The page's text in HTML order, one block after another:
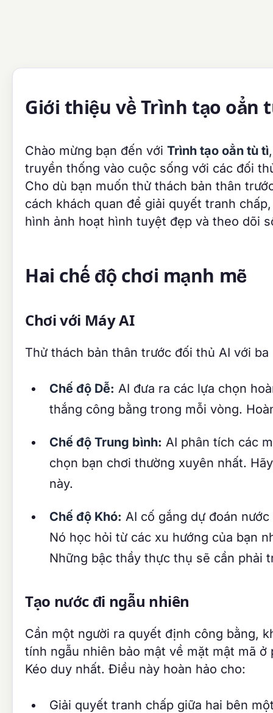
Giới thiệu về Trình tạo oẳn
Chào mừng bạn đến với Trình tạo oẳn tù tì
truyền thống vào cuộc sống với các đối
Cho dù bạn muốn thử thách bản thân
cách khách quan để giải quyết tranh
hình ảnh hoạt hình tuyệt đẹp và theo dõi
Hai chế độ chơi mạnh mẽ
Chơi với Máy AI
Thử thách bản thân trước đối thủ AI với
Chế độ Dễ: AI đưa ra các lựa chọn
thắng công bằng trong mỗi vòng.
Chế độ Trung bình: AI phân tích các
chọn bạn chơi thường xuyên nhất.
này.
Chế độ Khó: AI cố gắng dự đoán
Nó học hỏi từ các xu hướng của bạn
Những bậc thầy thực thụ sẽ cần phải
Tạo nước đi ngẫu nhiên
Cần một người ra quyết định công bằng,
tính ngẫu nhiên bảo mật về mặt mật mã
Kéo duy nhất. Điều này hoàn hảo cho:
Giải quyết tranh chấp giữa hai bên